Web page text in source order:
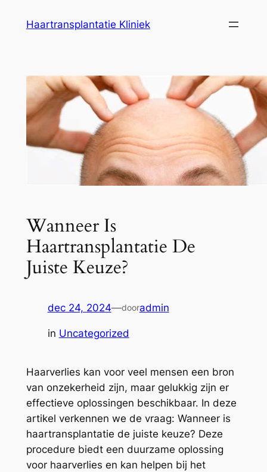
Haartransplantatie Kliniek
Wanneer Is
Haartransplantatie De
Juiste Keuze?
dec 24, 2024—dooradmin
in Uncategorized
Haarverlies kan voor veel mensen een bron
van onzekerheid zijn, maar gelukkig zijn er
effectieve oplossingen beschikbaar. In deze
artikel verkennen we de vraag: Wanneer is
haartransplantatie de juiste keuze? Deze
procedure biedt een duurzame oplossing
voor haarverlies en kan helpen bij het